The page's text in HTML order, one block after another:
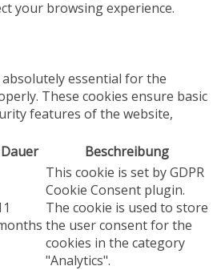
your browsing experience.
essential for the
These cookies ensure basic
features of the website,
Dauer Beschreibung
This cookie is set by GDPR
Cookie Consent plugin.
The cookie is used to store
the user consent for the
cookies in the category
"Analytics".